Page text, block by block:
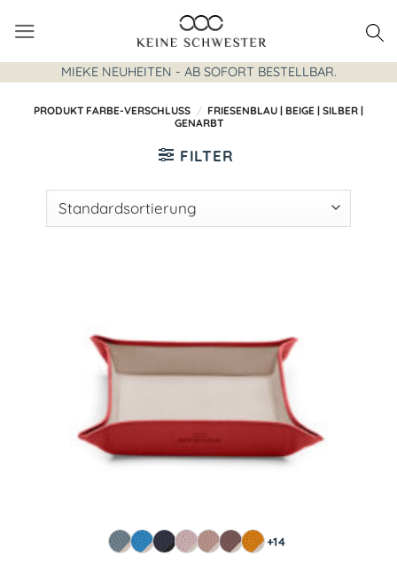
Inhalt
springen
MIEKE NEUHEITEN - AB SOFORT BESTELLBAR.
PRODUKT FARBE-VERSCHLUSS / FRIESENBLAU | BEIGE | SILBER |
GENARBT
FILTER
+14